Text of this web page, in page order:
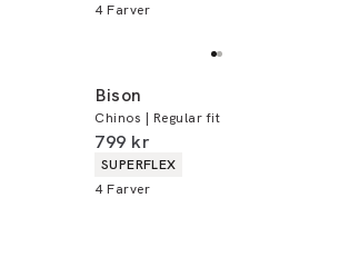
4 Farver
Bison
Chinos | Regular fit
I alt (inkl. rabat)
799 kr
Produkt egenskaber
SUPERFLEX
4 Farver